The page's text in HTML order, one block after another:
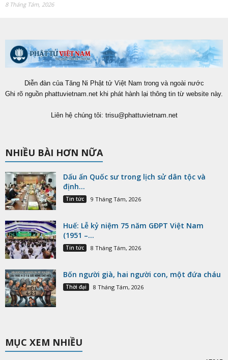
8 Tháng Tám, 2026
Diễn đàn của Tăng Ni Phật tử Việt Nam trong và ngoài nước
Ghi rõ nguồn phattuvietnam.net khi phát hành lại thông tin từ website này.
Liên hệ chúng tôi: trisu@phattuvietnam.net
NHIỀU BÀI HƠN NỮA
Dấu ấn Quốc sư trong lịch sử dân tộc và
định...
Tin tức 9 Tháng Tám, 2026
Huế: Lễ kỷ niệm 75 năm GĐPT Việt Nam
(1951 –...
Tin tức 8 Tháng Tám, 2026
Bốn người già, hai người con, một đứa cháu
Thời đại 8 Tháng Tám, 2026
MỤC XEM NHIỀU